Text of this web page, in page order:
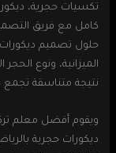
تكسيات حجرية،
كامل مع فريق
حلول تصميم ديكورات
الميزانية، ونوع
نتيجة متناسقة تجمع
ويقوم أفضل معلم
ديكورات حجرية